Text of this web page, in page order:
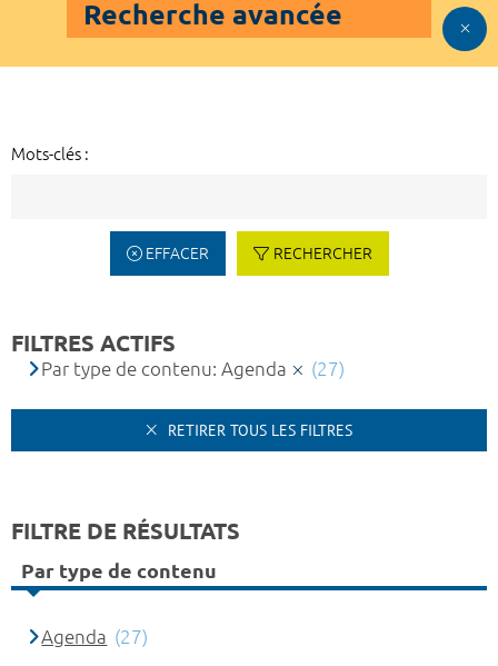
Recherche avancée
Mots-clés :
EFFACER RECHERCHER
FILTRES ACTIFS
Par type de contenu: Agenda (27)
RETIRER TOUS LES FILTRES
FILTRE DE RÉSULTATS
Par type de contenu
Agenda (27)